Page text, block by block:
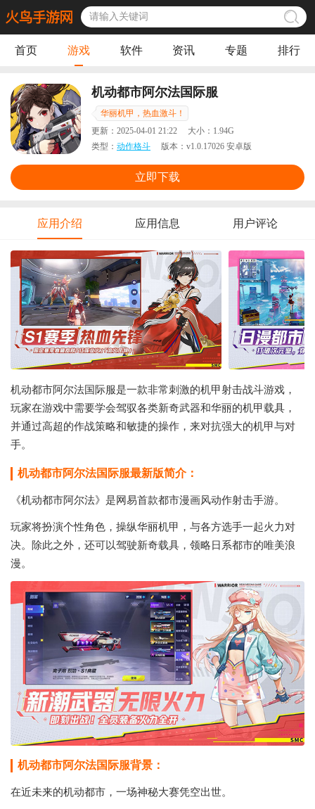
首页 游戏 软件 资讯 专题 排行
机动都市阿尔法国际服
华丽机甲，热血激斗！
更新： 2025-04-01 21:22 大小： 1.94G
类型： 动作格斗 版本： v1.0.17026 安卓版
立即下载
应用介绍 应用信息 用户评论
机动都市阿尔法国际服是一款非常刺激的机甲射击战斗游戏，
玩家在游戏中需要学会驾驭各类新奇武器和华丽的机甲载具，
并通过高超的作战策略和敏捷的操作，来对抗强大的机甲与对
手。
机动都市阿尔法国际服最新版简介：
《机动都市阿尔法》是网易首款都市漫画风动作射击手游。
玩家将扮演个性角色，操纵华丽机甲，与各方选手一起火力对
决。除此之外，还可以驾驶新奇载具，领略日系都市的唯美浪
漫。
机动都市阿尔法国际服背景：
在近未来的机动都市，一场神秘大赛凭空出世。